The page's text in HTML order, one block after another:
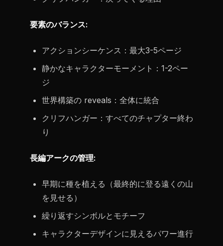
要素のバランス:
アクションシーケンス：最大3-5ページ
静かなキャラクターモーメント：1-2ペー
ジ
世界構築の reveals：全体に統合
クリフハンガー：すべてのチャプター終わ
り
長編アークの管理:
早期に種を植える（最終的に登る遠くの山
を見せる）
繰り返すシンボルとモチーフ
キャラクターデザインに見えるパワー進行